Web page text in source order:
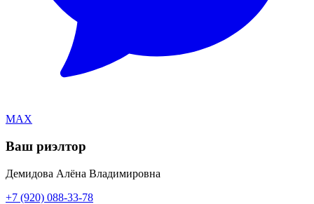
MAX
Ваш риэлтор
Демидова Алёна Владимировна
+7 (920) 088-33-78